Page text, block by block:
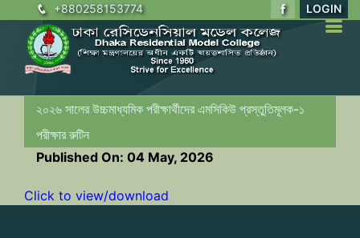
+880258153774 LOGIN
২০২৬ সালের উচ্চমাধ্যমিক পরীক্ষার্থীদের এমসিকিউ প্রস্তুতিমূলক-১
পরীক্ষার রুটিন
Published On: 04 May, 2026
Click to view/download